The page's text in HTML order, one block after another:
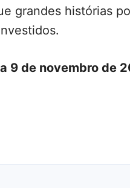
grandes histórias
9 de novembro de